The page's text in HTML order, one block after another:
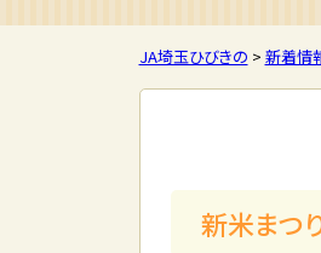
JA埼玉ひびきの > 新着情
新米ま